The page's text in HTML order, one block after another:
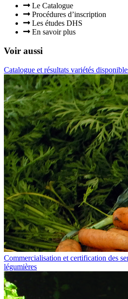
Le Catalogue
Procédures d’inscription
Les études DHS
En savoir plus
Voir aussi
Catalogue et résultats variétés
Commercialisation et certification des
légumières